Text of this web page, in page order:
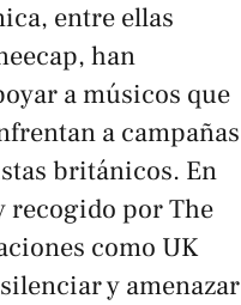
entre ellas
han
a músicos que
a campañas
británicos. En
recogido por The
como UK
y amenazar